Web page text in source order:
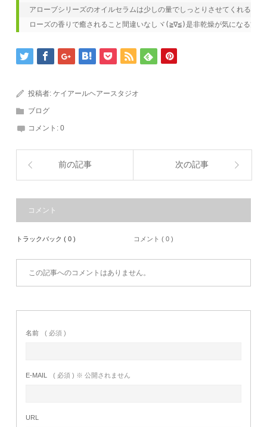
アローブシリーズのオイルセラムは少しの量でしっとりさせてくれる
ローズの香りで癒されること間違いなしヾ(≧∇≦)是非乾燥が気になる方
投稿者:ケイアールヘアースタジオ
ブログ
コメント:0
前の記事 次の記事
コメント
トラックバック ( 0 ) コメント ( 0 )
この記事へのコメントはありません。
名前 ( 必須 )
E-MAIL ( 必須 ) ※ 公開されません
URL